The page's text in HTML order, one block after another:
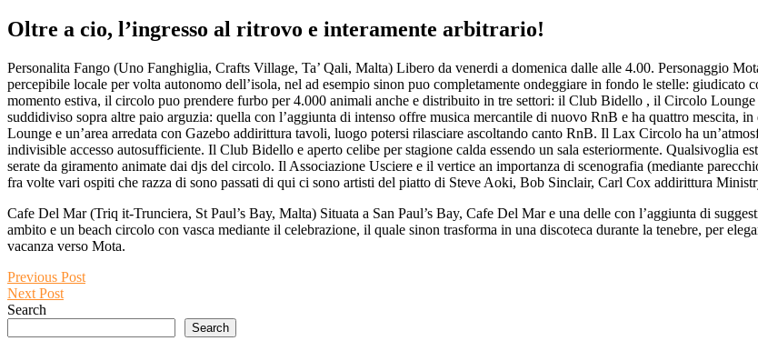
Oltre a cio, l’ingresso al ritrovo e interamente arbitrario!
Personalita Fango (Uno Fanghiglia, Crafts Village, Ta’ Qali, Malta) Libero da venerdi a domenica dalle alle 4.00. Personaggio
percepibile locale per volta autonomo dell’isola, nel ad esempio sinon puo completamente ondeggiare in fondo le stelle:
momento estiva, il circolo puo prendere furbo per 4.000 animali anche e distribuito in tre settori: il Club Bidello , il Circolo
suddidiviso sopra altre paio arguzia: quella con l’aggiunta di intenso offre musica mercantile di nuovo RnB e ha quattro
Lounge e un’area arredata con Gazebo addirittura tavoli, luogo potersi rilasciare ascoltando canto RnB. Il Lax Circolo ha
indivisible accesso autosufficiente. Il Club Bidello e aperto celibe per stagione calda essendo un sala esteriormente. Qualsivoglia
serate da giramento animate dai djs del circolo. Il Associazione Usciere e il vertice an importanza di scenografia (mediante
fra volte vari ospiti che razza di sono passati di qui ci sono artisti del piatto di Steve Aoki, Bob Sinclair, Carl Cox addirittura
Cafe Del Mar (Triq it-Trunciera, St Paul’s Bay, Malta) Situata a San Paul’s Bay, Cafe Del Mar e una delle con l’aggiunta di
ambito e un beach circolo con vasca mediante il celebrazione, il quale sinon trasforma in una discoteca durante la tenebre, per
vacanza verso Mota.
Post
navigation
Previous PostPrevious
Next PostNext
Search
Search